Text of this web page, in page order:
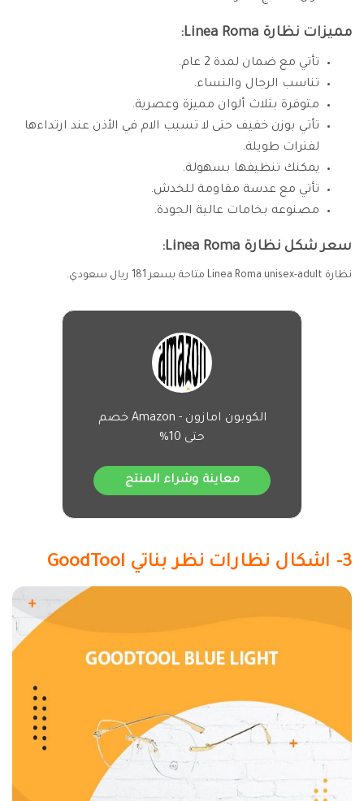
مميزات نظارة Linea Roma:
تأتي مع ضمان لمدة 2 عام.
تناسب الرجال والنساء.
متوفرة بثلاث ألوان مميزة وعصرية.
تأتي بوزن خفيف حتى لا تسبب الام في الأذن عند ارتداءها
لفترات طويلة.
يمكنك تنظيفها بسهولة.
تأتي مع عدسة مقاومة للخدش.
مصنوعه بخامات عالية الجودة.
سعر شكل نظارة Linea Roma:
نظارة Linea Roma unisex-adult متاحة بسعر 181 ريال سعودي.
الكوبون امازون - Amazon خصم
حتى 10%
معاينة وشراء المنتج
3- اشكال نظارات نظر بناتي GoodTool